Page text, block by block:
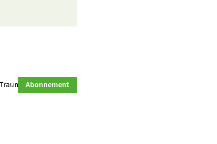
Traumtraktor Hof-Management
Abonnement